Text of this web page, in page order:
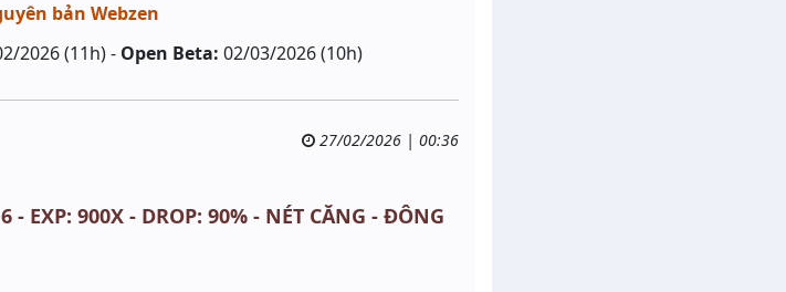
bản Webzen
2026 (11h) - Open Beta: 02/03/2026 (10h)
27/02/2026 | 00:36
EXP: 900X - DROP: 90% - NÉT CĂNG - ĐÔNG